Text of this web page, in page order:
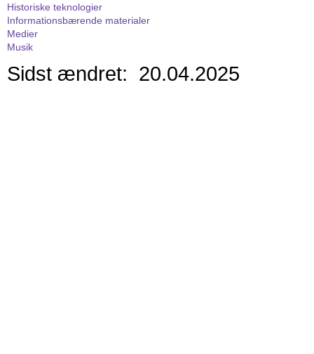
Historiske teknologier
Informationsbærende materialer
Medier
Musik
Sidst ændret: 20.04.2025